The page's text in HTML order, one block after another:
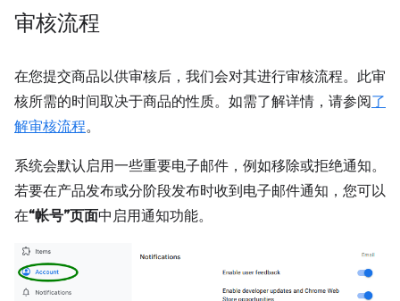
审核流程
在您提交商品以供审核后，我们会对其进行审核流程。此审
核所需的时间取决于商品的性质。如需了解详情，请参阅了
解审核流程。
系统会默认启用一些重要电子邮件，例如移除或拒绝通知。
若要在产品发布或分阶段发布时收到电子邮件通知，您可以
在“帐号”页面中启用通知功能。